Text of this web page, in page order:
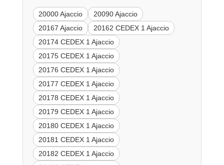
20000 Ajaccio
20090 Ajaccio
20167 Ajaccio
20162 CEDEX 1 Ajaccio
20174 CEDEX 1 Ajaccio
20175 CEDEX 1 Ajaccio
20176 CEDEX 1 Ajaccio
20177 CEDEX 1 Ajaccio
20178 CEDEX 1 Ajaccio
20179 CEDEX 1 Ajaccio
20180 CEDEX 1 Ajaccio
20181 CEDEX 1 Ajaccio
20182 CEDEX 1 Ajaccio